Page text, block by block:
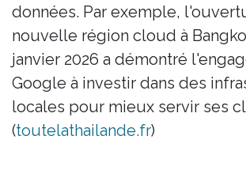
données. Par exemple,
nouvelle région cloud à
janvier 2026 a démontré
Google à investir dans des
locales pour mieux servir ses
(toutelathailande.fr)